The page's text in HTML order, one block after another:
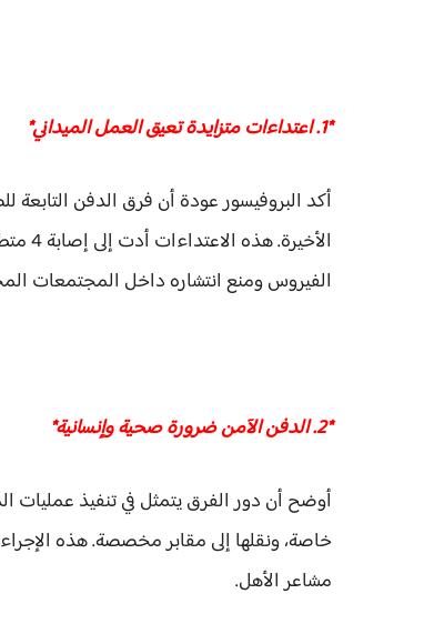
*1. اعتداءات متزايدة تعيق العمل الميداني*
أكد البروفيسور عودة أن فرق الدفن التابعة
الفيروس ومنع انتشاره داخل المجتمعات
*2. الدفن الآمن ضرورة صحية وإنسانية*
أوضح أن دور الفرق يتمثل في تنفيذ عمليات
خاصة، ونقلها إلى مقابر مخصصة. هذه
مشاعر الأهل.